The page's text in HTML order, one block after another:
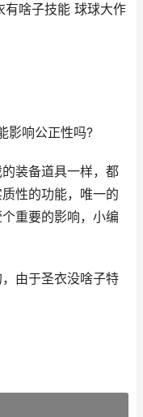
有啥子技能 球球大作
影响公正性吗?
装备道具一样，都
性的功能，唯一的
重要的影响，小编
由于圣衣没啥子特